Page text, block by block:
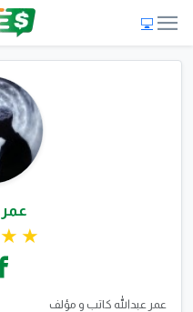
عمر
عمر عبدالله كاتب و مؤلف